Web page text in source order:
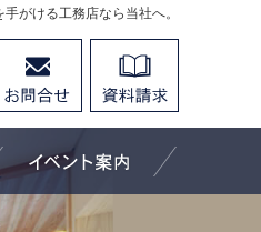
がける工務店なら当社へ。
026-296-0998
営業時間9：30～18：00 定休日：水曜日